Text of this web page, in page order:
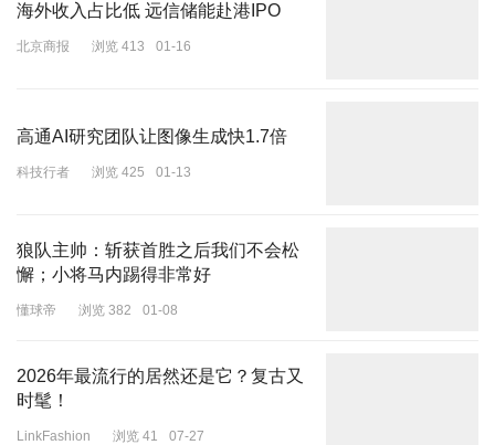
海外收入占比低 远信储能赴港IPO
北京商报 浏览 413 01-16
高通AI研究团队让图像生成快1.7倍
科技行者 浏览 425 01-13
狼队主帅：斩获首胜之后我们不会松
懈；小将马内踢得非常好
懂球帝 浏览 382 01-08
2026年最流行的居然还是它？复古又
时髦！
LinkFashion 浏览 41 07-27